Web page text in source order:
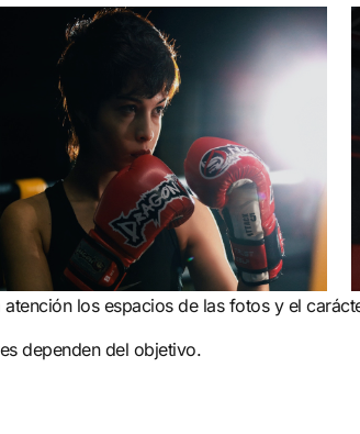
los espacios de las fotos y el
dependen del objetivo.